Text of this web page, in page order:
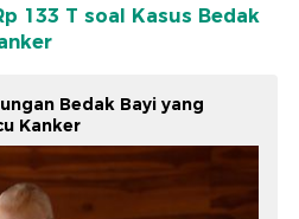
133 T soal Kasus Bedak
Bedak Bayi yang
Kanker